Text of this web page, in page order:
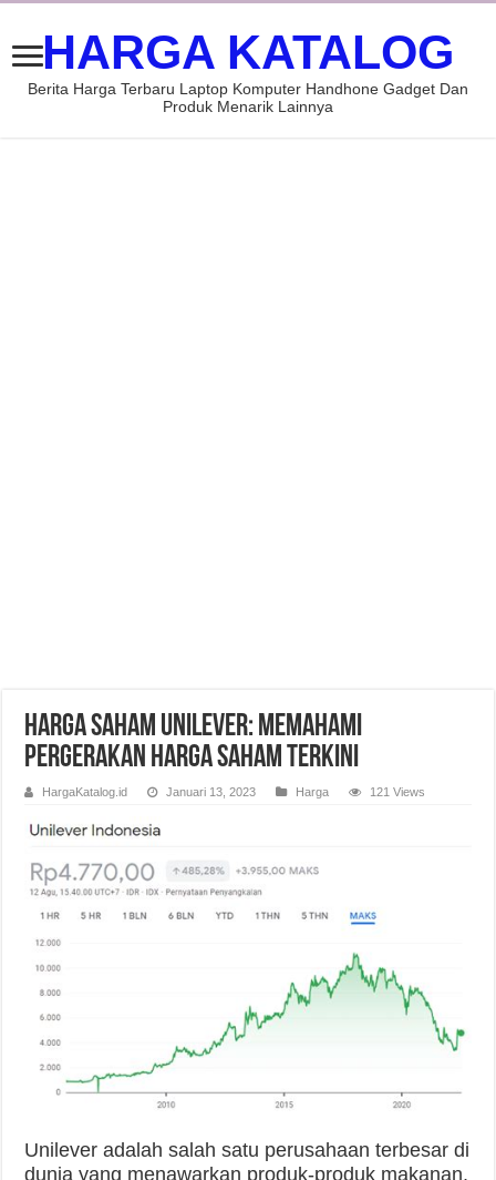
HARGA KATALOG
Berita Harga Terbaru Laptop Komputer Handhone Gadget Dan
Produk Menarik Lainnya
Harga Saham Unilever: Memahami
Pergerakan Harga Saham Terkini
HargaKatalog.id Januari 13, 2023 Harga 121 Views
Unilever adalah salah satu perusahaan terbesar di
dunia yang menawarkan produk-produk makanan,